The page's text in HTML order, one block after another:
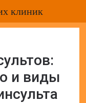
клиник
и виды